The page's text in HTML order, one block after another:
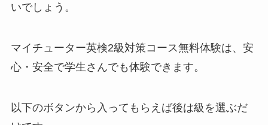
いでしょう。
マイチューター英検2級対策コース無料体験は、安
心・安全で学生さんでも体験できます。
以下のボタンから入ってもらえば後は級を選ぶだ